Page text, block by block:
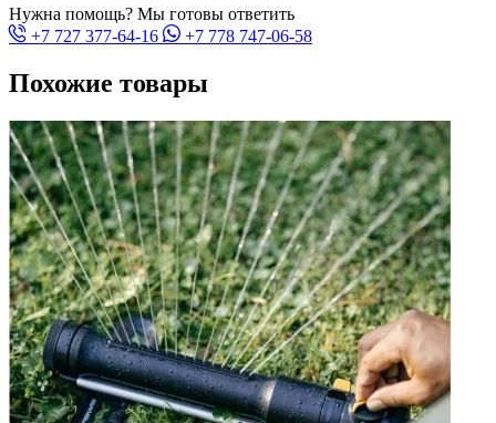
Нужна помощь? Мы готовы ответить
+7 727 377-64-16
+7 778 747-06-58
Похожие товары